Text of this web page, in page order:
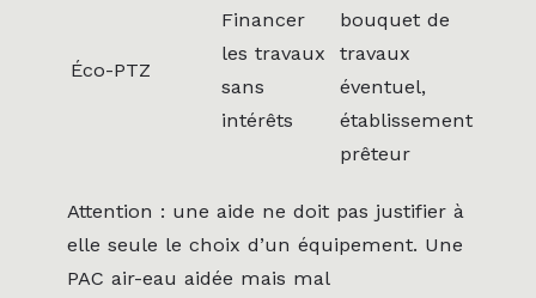
Éco-PTZ
Financer
les travaux
sans
intérêts
bouquet de
travaux
éventuel,
établissement
prêteur
Attention : une aide ne doit pas justifier à
elle seule le choix d’un équipement. Une
PAC air-eau aidée mais mal